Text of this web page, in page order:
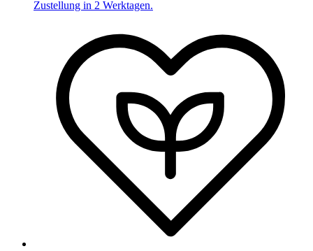
Zustellung in 2 Werktagen.